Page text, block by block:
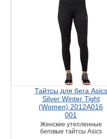
Тайтсы для бега Asics
Silver Winter Tight
(Women) 2012A016
001
Женские утепленные
беговые тайтсы Asics